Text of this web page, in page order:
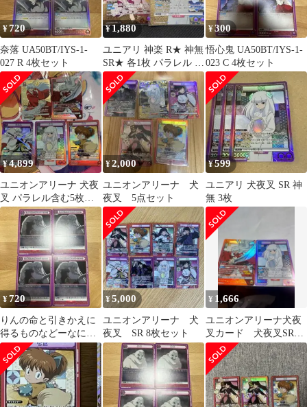
¥720
奈落 UA50BT/IYS-1-
027 R 4枚セット
¥1,880
ユニアリ 神楽 R★ 神無
SR★ 各1枚 パラレル 犬
夜叉
¥300
悟心鬼 UA50BT/IYS-1-
023 C 4枚セット
¥4,899
ユニオンアリーナ 犬夜
叉 パラレル含む5枚セ
ット
¥2,000
ユニオンアリーナ 犬
夜叉 5点セット
¥599
ユニアリ 犬夜叉 SR 神
無 3枚
¥720
りんの命と引きかえに
得るものなどーなにも
ない‼︎ UA50BT/IYS-1-
040
¥5,000
ユニオンアリーナ 犬
夜叉 SR 8枚セット
¥ 1,666
ユニオンアリーナ犬夜
叉カード 犬夜叉SR、
神無SR2枚セット 傷
あり